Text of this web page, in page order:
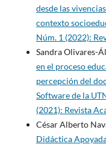
desde las
contexto
Núm. 1 (2022):
Sandra Olivares-
en el proceso
percepción del
Software de la
(2021): Revista
César Alberto
Didáctica